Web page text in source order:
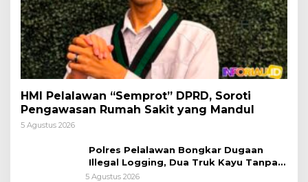
HMI Pelalawan “Semprot” DPRD, Soroti
Pengawasan Rumah Sakit yang Mandul
5 Agustus 2026
Polres Pelalawan Bongkar Dugaan
Illegal Logging, Dua Truk Kayu Tanpa
Dokumen Diamankan
5 Agustus 2026